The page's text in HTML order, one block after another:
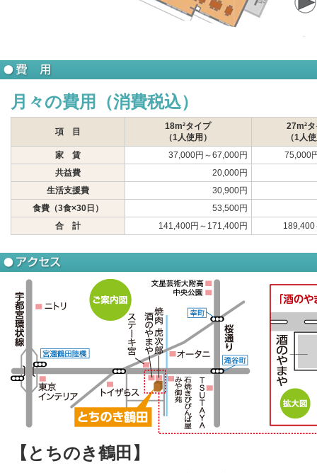
月々の費用（消費税込）
項 目
18m²タイプ
（1人使用）
27m²
（1人
家 賃
37,000円～67,000円
75,000
共益費
20,000円
生活支援費
30,900円
食費（3食×30日）
53,500円
合 計
141,400円～171,400円
【とちのき鶴田】